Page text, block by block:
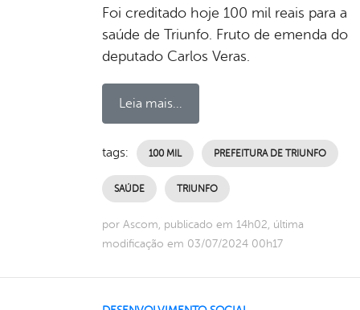
Foi creditado hoje 100 mil reais para a
saúde de Triunfo. Fruto de emenda do
deputado Carlos Veras.
Leia mais...
tags: 100 MIL PREFEITURA DE TRIUNFO
SAÚDE TRIUNFO
por Ascom, publicado em 14h02, última
modificação em 03/07/2024 00h17